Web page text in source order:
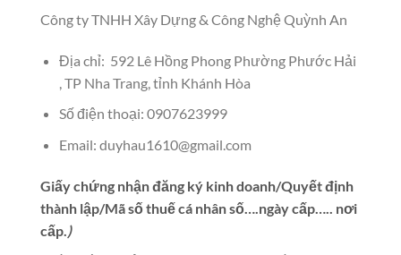
Công ty TNHH Xây Dựng & Công Nghệ Quỳnh An
Địa chỉ: 592 Lê Hồng Phong Phường Phước Hải
, TP Nha Trang, tỉnh Khánh Hòa
Số điện thoại: 0907623999
Email: duyhau1610@gmail.com
Giấy chứng nhận đăng ký kinh doanh/Quyết định
thành lập/Mã số thuế cá nhân số….ngày cấp….. nơi
cấp. )